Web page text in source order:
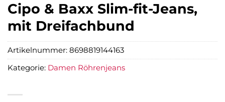
Cipo & Baxx Slim-fit-Jeans,
mit Dreifachbund
Artikelnummer: 8698819144163
Kategorie: Damen Röhrenjeans